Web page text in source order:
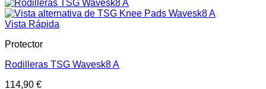
Vista Rápida
Protector
Rodilleras TSG Wavesk8 A
114,90 €